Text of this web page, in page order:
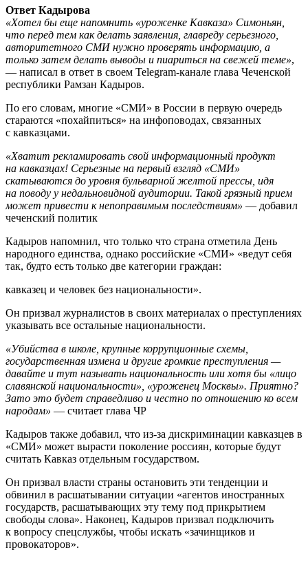
Ответ Кадырова
«Хотел бы еще напомнить «уроженке Кавказа» Симоньян,
что перед тем как делать заявления, главреду серьезного,
авторитетного СМИ нужно проверять информацию, а
только затем делать выводы и пиариться на свежей теме»,
— написал в ответ в своем Telegram-канале глава Чеченской
республики Рамзан Кадыров.
По его словам, многие «СМИ» в России в первую очередь
стараются «похайпиться» на инфоповодах, связанных
с кавказцами.
«Хватит рекламировать свой информационный продукт
на кавказцах! Серьезные на первый взгляд «СМИ»
скатываются до уровня бульварной желтой прессы, идя
на поводу у недальновидной аудитории. Такой грязный прием
может привести к непоправимым последствиям» — добавил
чеченский политик
Кадыров напомнил, что только что страна отметила День
народного единства, однако российские «СМИ» «ведут себя
так, будто есть только две категории граждан:
кавказец и человек без национальности».
Он призвал журналистов в своих материалах о преступлениях
указывать все остальные национальности.
«Убийства в школе, крупные коррупционные схемы,
государственная измена и другие громкие преступления —
давайте и тут называть национальность или хотя бы «лицо
славянской национальности», «уроженец Москвы». Приятно?
Зато это будет справедливо и честно по отношению ко всем
народам» — считает глава ЧР
Кадыров также добавил, что из-за дискриминации кавказцев в
«СМИ» может вырасти поколение россиян, которые будут
считать Кавказ отдельным государством.
Он призвал власти страны остановить эти тенденции и
обвинил в расшатывании ситуации «агентов иностранных
государств, расшатывающих эту тему под прикрытием
свободы слова». Наконец, Кадыров призвал подключить
к вопросу спецслужбы, чтобы искать «зачинщиков и
провокаторов».